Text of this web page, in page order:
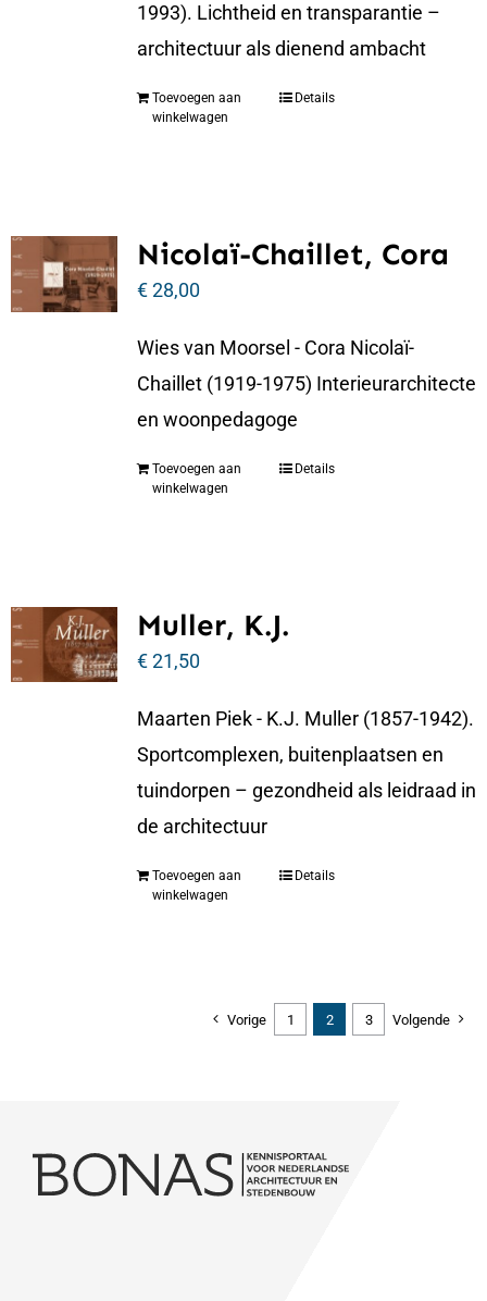
1993). Lichtheid en transparantie –
architectuur als dienend ambacht
Toevoegen aan
winkelwagen
Details
Nicolaï-Chaillet, Cora
€28,00
Wies van Moorsel - Cora Nicolaï-
Chaillet (1919-1975) Interieurarchitecte
en woonpedagoge
Toevoegen aan
winkelwagen
Details
Muller, K.J.
€21,50
Maarten Piek - K.J. Muller (1857-1942).
Sportcomplexen, buitenplaatsen en
tuindorpen – gezondheid als leidraad in
de architectuur
Toevoegen aan
winkelwagen
Details
Vorige 1 2 3 Volgende